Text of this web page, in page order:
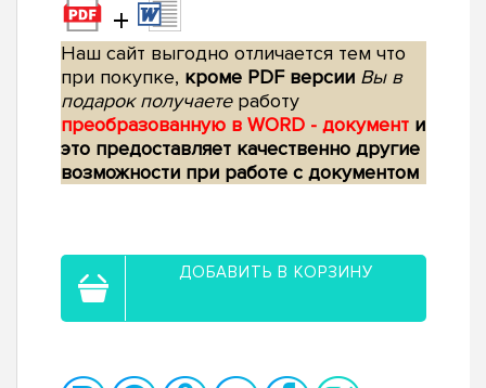
+
Наш сайт выгодно отличается тем что
при покупке, кроме PDF версии Вы в
подарок получаетеработу
преобразованную в WORD - документ и
это предоставляет качественно другие
возможности при работе с документом
ДОБАВИТЬ В КОРЗИНУ